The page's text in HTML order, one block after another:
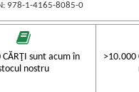
978-1-4165-8085-0
sunt acum în
nostru
>10.000